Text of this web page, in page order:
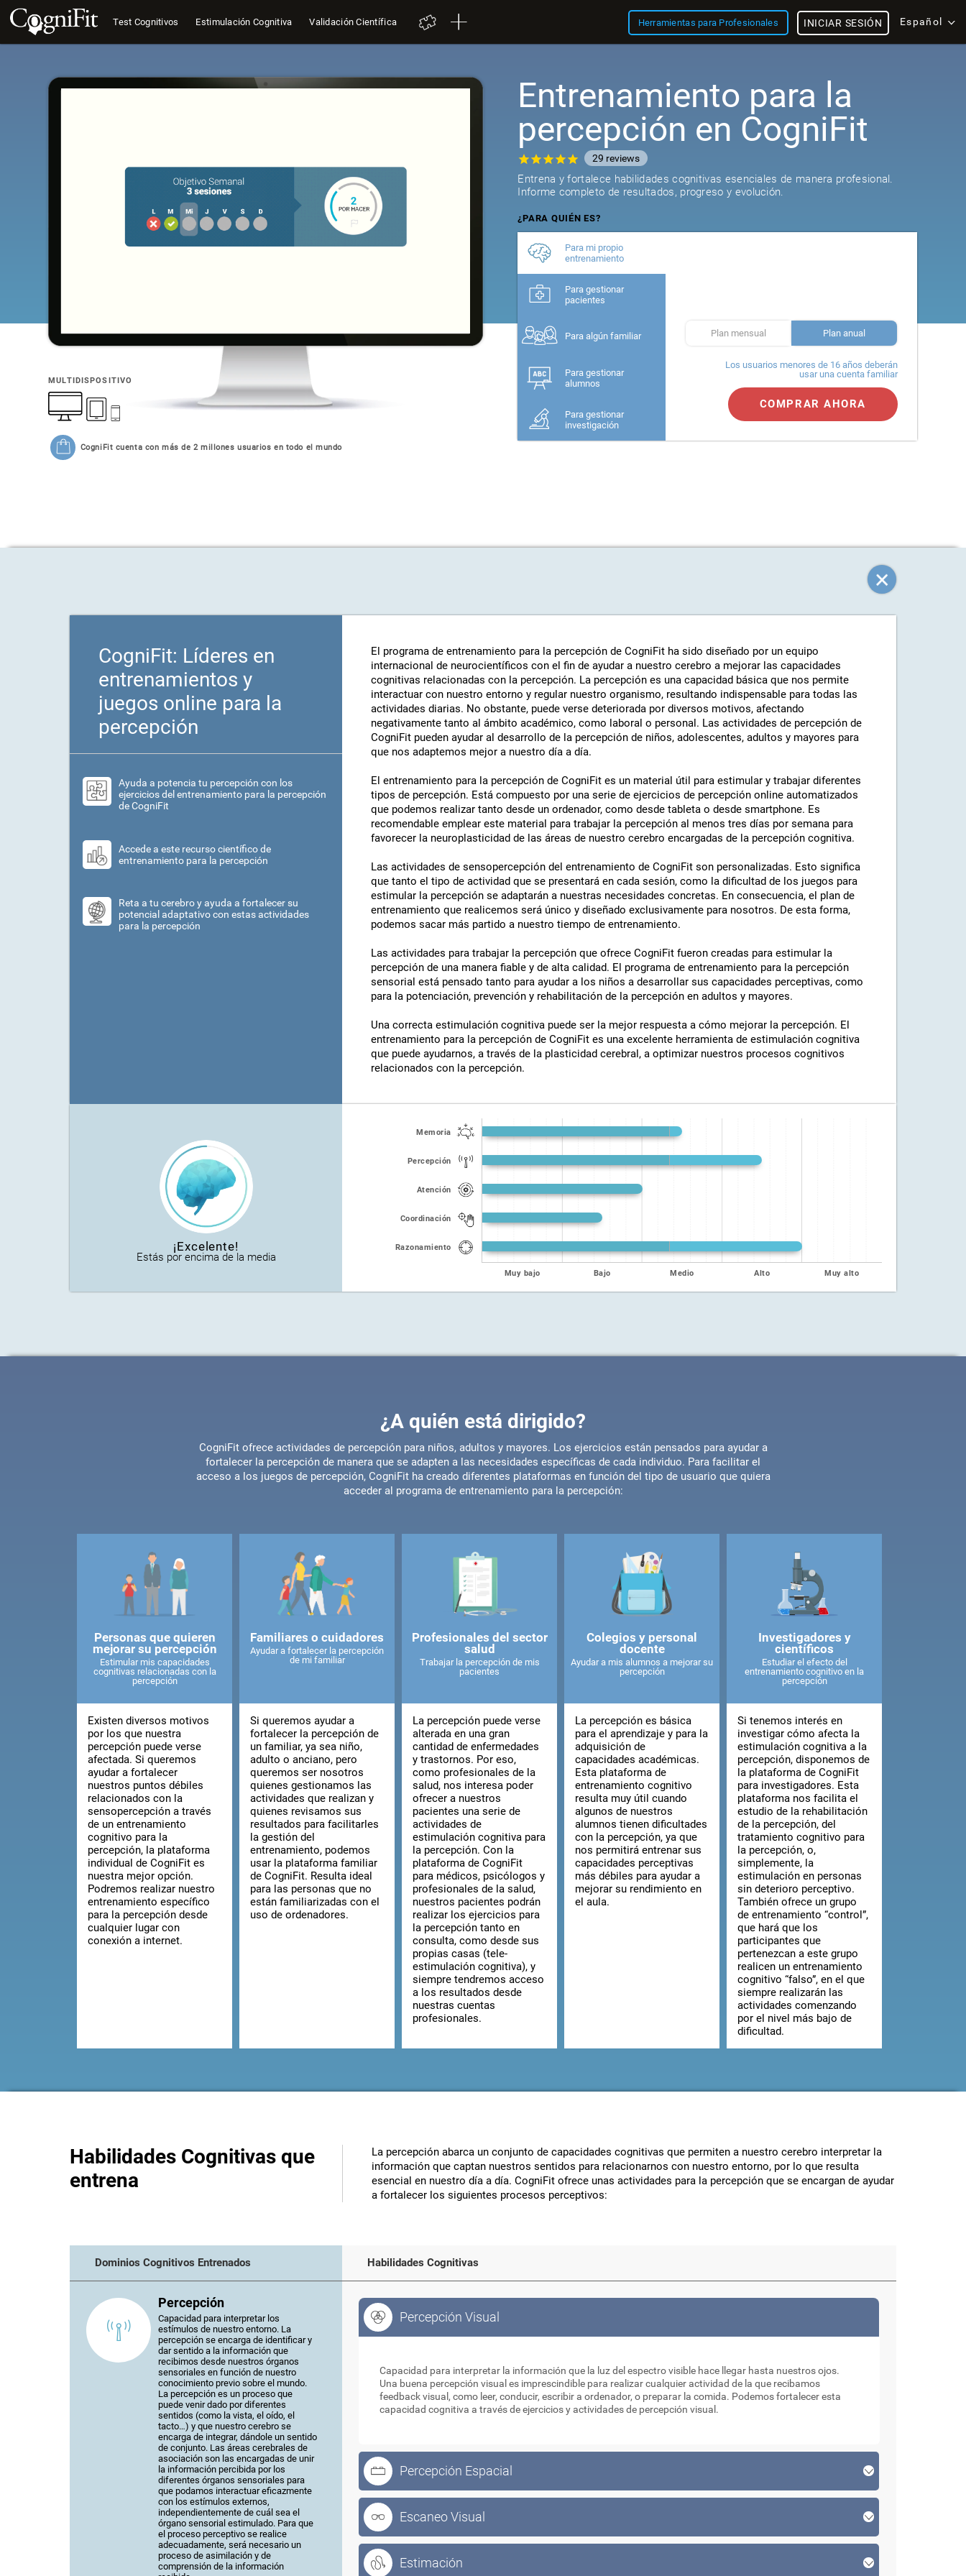
Test Cognitivos Estimulación Cognitiva Validación Científica Herramientas para Profesionales Español
INICIAR SESIÓN
MULTIDISPOSITIVO
CogniFit cuenta con más de 2 millones usuarios en todo el mundo
Entrenamiento para la
percepción en CogniFit
29 reviews
Entrena y fortalece habilidades cognitivas esenciales de manera profesional.
Informe completo de resultados, progreso y evolución.
¿PARA QUIÉN ES?
Para mi propio
entrenamiento
Para gestionar
pacientes
Para algún familiar
Para gestionar
alumnos
Para gestionar
investigación
Plan mensual Plan anual
Los usuarios menores de 16 años deberán
usar una cuenta familiar
COMPRAR AHORA
CogniFit: Líderes en
entrenamientos y
juegos online para la
percepción
Ayuda a potencia tu percepción con los
ejercicios del entrenamiento para la percepción
de CogniFit
Accede a este recurso científico de
entrenamiento para la percepción
Reta a tu cerebro y ayuda a fortalecer su
potencial adaptativo con estas actividades
para la percepción
El programa de entrenamiento para la percepción de CogniFit ha sido diseñado por un equipo
internacional de neurocientíficos con el fin de ayudar a nuestro cerebro a mejorar las capacidades
cognitivas relacionadas con la percepción. La percepción es una capacidad básica que nos permite
interactuar con nuestro entorno y regular nuestro organismo, resultando indispensable para todas las
actividades diarias. No obstante, puede verse deteriorada por diversos motivos, afectando
negativamente tanto al ámbito académico, como laboral o personal. Las actividades de percepción de
CogniFit pueden ayudar al desarrollo de la percepción de niños, adolescentes, adultos y mayores para
que nos adaptemos mejor a nuestro día a día.
El entrenamiento para la percepción de CogniFit es un material útil para estimular y trabajar diferentes
tipos de percepción. Está compuesto por una serie de ejercicios de percepción online automatizados
que podemos realizar tanto desde un ordenador, como desde tableta o desde smartphone. Es
recomendable emplear este material para trabajar la percepción al menos tres días por semana para
favorecer la neuroplasticidad de las áreas de nuestro cerebro encargadas de la percepción cognitiva.
Las actividades de sensopercepción del entrenamiento de CogniFit son personalizadas. Esto significa
que tanto el tipo de actividad que se presentará en cada sesión, como la dificultad de los juegos para
estimular la percepción se adaptarán a nuestras necesidades concretas. En consecuencia, el plan de
entrenamiento que realicemos será único y diseñado exclusivamente para nosotros. De esta forma,
podemos sacar más partido a nuestro tiempo de entrenamiento.
Las actividades para trabajar la percepción que ofrece CogniFit fueron creadas para estimular la
percepción de una manera fiable y de alta calidad. El programa de entrenamiento para la percepción
sensorial está pensado tanto para ayudar a los niños a desarrollar sus capacidades perceptivas, como
para la potenciación, prevención y rehabilitación de la percepción en adultos y mayores.
Una correcta estimulación cognitiva puede ser la mejor respuesta a cómo mejorar la percepción. El
entrenamiento para la percepción de CogniFit es una excelente herramienta de estimulación cognitiva
que puede ayudarnos, a través de la plasticidad cerebral, a optimizar nuestros procesos cognitivos
relacionados con la percepción.
¡Excelente!
Estás por encima de la media
Memoria
Percepción
Atención
Coordinación
Razonamiento
Muy bajo Bajo Medio Alto Muy alto
¿A quién está dirigido?
CogniFit ofrece actividades de percepción para niños, adultos y mayores. Los ejercicios están pensados para ayudar a
fortalecer la percepción de manera que se adapten a las necesidades específicas de cada individuo. Para facilitar el
acceso a los juegos de percepción, CogniFit ha creado diferentes plataformas en función del tipo de usuario que quiera
acceder al programa de entrenamiento para la percepción:
Personas que quieren
mejorar su percepción
Estimular mis capacidades
cognitivas relacionadas con la
percepción
Existen diversos motivos
por los que nuestra
percepción puede verse
afectada. Si queremos
ayudar a fortalecer
nuestros puntos débiles
relacionados con la
sensopercepción a través
de un entrenamiento
cognitivo para la
percepción, la plataforma
individual de CogniFit es
nuestra mejor opción.
Podremos realizar nuestro
entrenamiento específico
para la percepción desde
cualquier lugar con
conexión a internet.
Familiares o cuidadores
Ayudar a fortalecer la percepción
de mi familiar
Si queremos ayudar a
fortalecer la percepción de
un familiar, ya sea niño,
adulto o anciano, pero
queremos ser nosotros
quienes gestionamos las
actividades que realizan y
quienes revisamos sus
resultados para facilitarles
la gestión del
entrenamiento, podemos
usar la plataforma familiar
de CogniFit. Resulta ideal
para las personas que no
están familiarizadas con el
uso de ordenadores.
Profesionales del sector
salud
Trabajar la percepción de mis
pacientes
La percepción puede verse
alterada en una gran
cantidad de enfermedades
y trastornos. Por eso,
como profesionales de la
salud, nos interesa poder
ofrecer a nuestros
pacientes una serie de
actividades de
estimulación cognitiva para
la percepción. Con la
plataforma de CogniFit
para médicos, psicólogos y
profesionales de la salud,
nuestros pacientes podrán
realizar los ejercicios para
la percepción tanto en
consulta, como desde sus
propias casas (tele-
estimulación cognitiva), y
siempre tendremos acceso
a los resultados desde
nuestras cuentas
profesionales.
Colegios y personal
docente
Ayudar a mis alumnos a mejorar su
percepción
La percepción es básica
para el aprendizaje y para la
adquisición de
capacidades académicas.
Esta plataforma de
entrenamiento cognitivo
resulta muy útil cuando
algunos de nuestros
alumnos tienen dificultades
con la percepción, ya que
nos permitirá entrenar sus
capacidades perceptivas
más débiles para ayudar a
mejorar su rendimiento en
el aula.
Investigadores y
científicos
Estudiar el efecto del
entrenamiento cognitivo en la
percepción
Si tenemos interés en
investigar cómo afecta la
estimulación cognitiva a la
percepción, disponemos de
la plataforma de CogniFit
para investigadores. Esta
plataforma nos facilita el
estudio de la rehabilitación
de la percepción, del
tratamiento cognitivo para
la percepción, o,
simplemente, la
estimulación en personas
sin deterioro perceptivo.
También ofrece un grupo
de entrenamiento “control”,
que hará que los
participantes que
pertenezcan a este grupo
realicen un entrenamiento
cognitivo “falso”, en el que
siempre realizarán las
actividades comenzando
por el nivel más bajo de
dificultad.
Habilidades Cognitivas que
entrena
La percepción abarca un conjunto de capacidades cognitivas que permiten a nuestro cerebro interpretar la
información que captan nuestros sentidos para relacionarnos con nuestro entorno, por lo que resulta
esencial en nuestro día a día. CogniFit ofrece unas actividades para la percepción que se encargan de ayudar
a fortalecer los siguientes procesos perceptivos:
Dominios Cognitivos Entrenados Habilidades Cognitivas
Percepción
Capacidad para interpretar los
estímulos de nuestro entorno. La
percepción se encarga de identificar y
dar sentido a la información que
recibimos desde nuestros órganos
sensoriales en función de nuestro
conocimiento previo sobre el mundo.
La percepción es un proceso que
puede venir dado por diferentes
sentidos (como la vista, el oído, el
tacto…) y que nuestro cerebro se
encarga de integrar, dándole un sentido
de conjunto. Las áreas cerebrales de
asociación son las encargadas de unir
la información percibida por los
diferentes órganos sensoriales para
que podamos interactuar eficazmente
con los estímulos externos,
independientemente de cuál sea el
órgano sensorial estimulado. Para que
el proceso perceptivo se realice
adecuadamente, será necesario un
proceso de asimilación y de
comprensión de la información
Percepción Visual
Capacidad para interpretar la información que la luz del espectro visible hace llegar hasta nuestros ojos.
Una buena percepción visual es imprescindible para realizar cualquier actividad de la que recibamos
feedback visual, como leer, conducir, escribir a ordenador, o preparar la comida. Podemos fortalecer esta
capacidad cognitiva a través de ejercicios y actividades de percepción visual.
Percepción Espacial
Escaneo Visual
Estimación